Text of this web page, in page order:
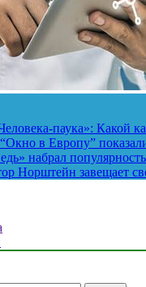
паука»: Какой
в Европу”
набрал
Норштейн завещает